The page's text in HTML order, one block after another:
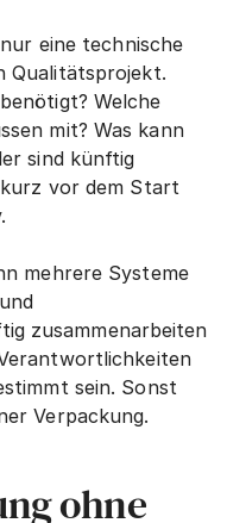
eine technische
Qualitätsprojekt.
Welche
mit? Was kann
sind künftig
vor dem Start
mehrere Systeme
zusammenarbeiten
sein. Sonst
Verpackung.
ohne